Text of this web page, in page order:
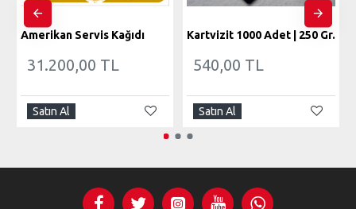
Amerikan Servis Kağıdı
31.200,00 TL
Satın Al
Kartvizit 1000 Adet | 250 Gr.
540,00 TL
Satın Al